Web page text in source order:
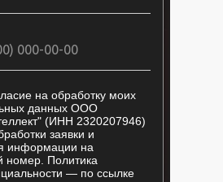
на обработку моих
данных ООО
(ИНН 2320207946)
заявки и
информации на
номер. Политика
— по ссылке